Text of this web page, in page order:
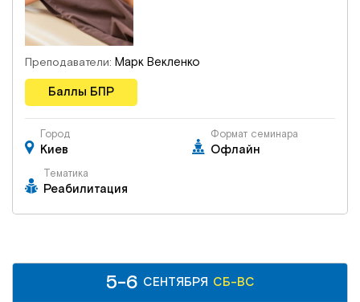
Преподаватели: Марк Векленко
Баллы БПР
Город
Киев
Формат семинара
Офлайн
Тематика
Реабилитация
5-6 СЕНТЯБРЯ СБ-ВС